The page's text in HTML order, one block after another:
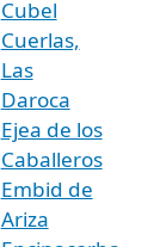
Cubel
Cuerlas,
Las
Daroca
Ejea de los
Caballeros
Embid de
Ariza